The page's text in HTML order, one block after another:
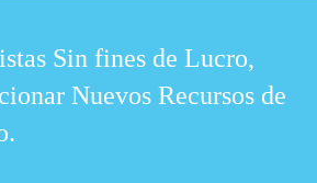
Sin fines de Lucro,
Nuevos Recursos de